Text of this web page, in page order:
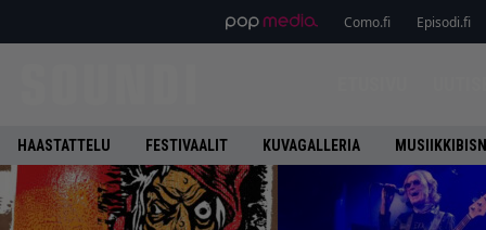
Como.fi Episodi.fi
HAASTATTELU FESTIVAALIT KUVAGALLERIA